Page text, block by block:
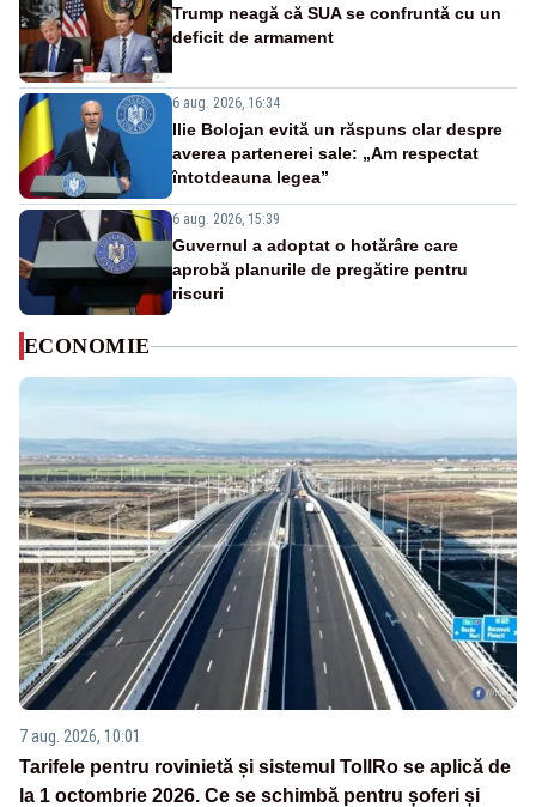
Trump neagă că SUA se confruntă cu un
deficit de armament
6 aug. 2026, 16:34
Ilie Bolojan evită un răspuns clar despre
averea partenerei sale: „Am respectat
întotdeauna legea”
6 aug. 2026, 15:39
Guvernul a adoptat o hotărâre care
aprobă planurile de pregătire pentru
riscuri
ECONOMIE
7 aug. 2026, 10:01
Tarifele pentru rovinietă și sistemul TollRo se aplică de
la 1 octombrie 2026. Ce se schimbă pentru șoferi și